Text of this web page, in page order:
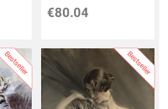
€80.04
Bestseller Bestseller